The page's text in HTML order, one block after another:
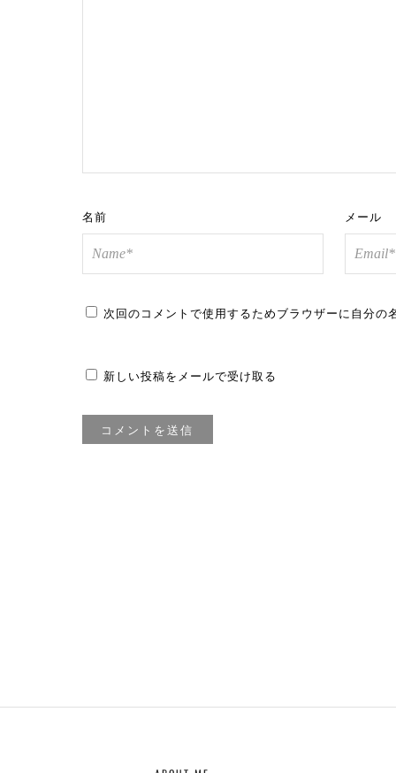
名前 メール
次回のコメントで使用するためブラウザーに自分
新しい投稿をメールで受け取る